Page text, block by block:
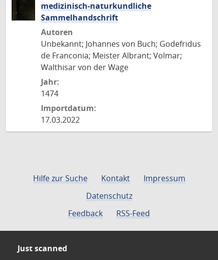
medizinisch-naturkundliche
Sammelhandschrift
Autoren
Unbekannt; Johannes von Buch; Godefridus
de Franconia; Meister Albrant; Volmar;
Walthisar von der Wage
Jahr:
1474
Importdatum:
17.03.2022
Hilfe zur Suche Kontakt
Impressum
Datenschutz
Feedback
RSS-Feed
Just scanned